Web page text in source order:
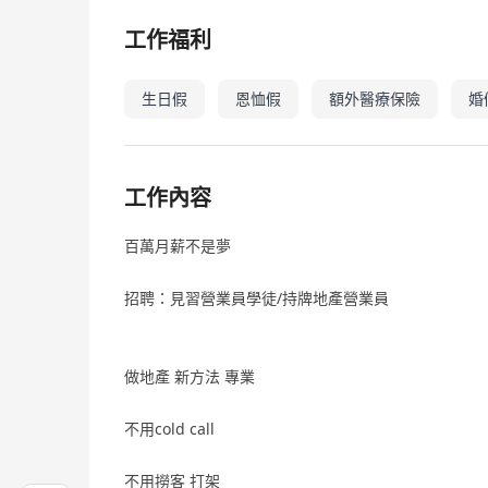
工作福利
生日假 恩恤假 額外醫療保險 婚
工作內容
百萬月薪不是夢
招聘：見習營業員學徒/持牌地產營業員
做地產 新方法 專業
不用cold call
不用撈客 打架‍️‍️‍️